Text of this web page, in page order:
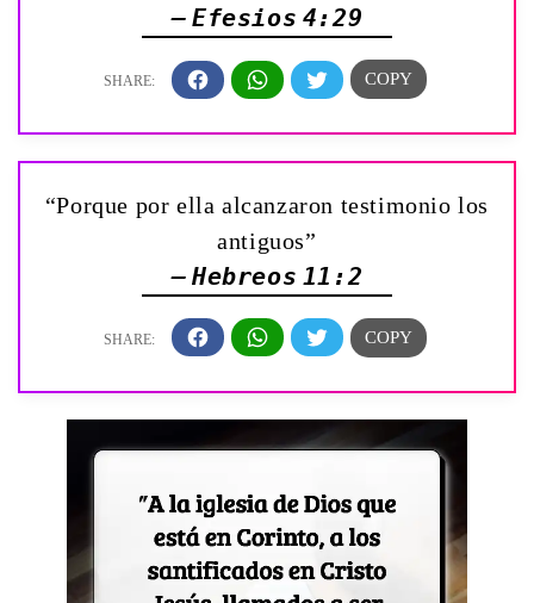
— Efesios 4:29
“Porque por ella alcanzaron testimonio los
antiguos”
— Hebreos 11:2